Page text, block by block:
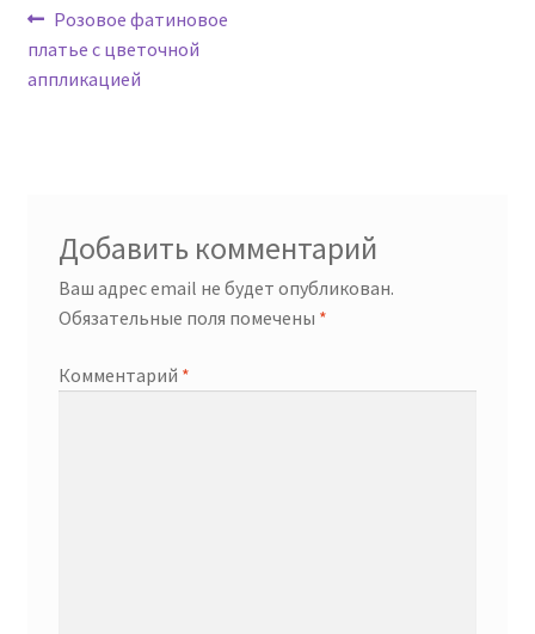
Навигация
по
Предыдущая
запись:
Розовое фатиновое
платье с цветочной
аппликацией
Добавить комментарий
Ваш адрес email не будет опубликован.
Обязательные поля помечены *
Комментарий *